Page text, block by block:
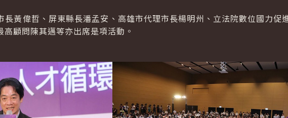
長黃偉哲、屏東縣長潘孟安、高雄市代理市長楊明州、立法院數位國力促
顧問陳其邁等亦出席是項活動。